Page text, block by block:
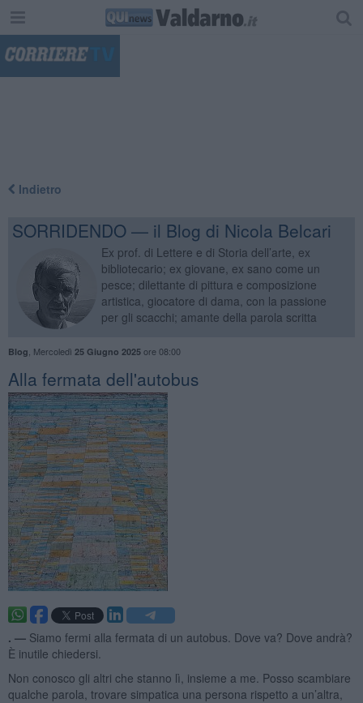
Indietro
SORRIDENDO — il Blog di Nicola Belcari
Ex prof. di Lettere e di Storia dell’arte, ex
bibliotecario; ex giovane, ex sano come un
pesce; dilettante di pittura e composizione
artistica, giocatore di dama, con la passione
per gli scacchi; amante della parola scritta
Blog Mercoledì 25 Giugno 2025ore 08:00
Alla fermata dell'autobus
. — Siamo fermi alla fermata di un autobus. Dove va? Dove andrà?
È inutile chiedersi.
Non conosco gli altri che stanno lì, insieme a me. Posso scambiare
qualche parola, trovare simpatica una persona rispetto a un’altra,